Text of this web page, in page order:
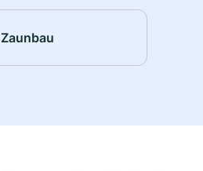
Zaunbau